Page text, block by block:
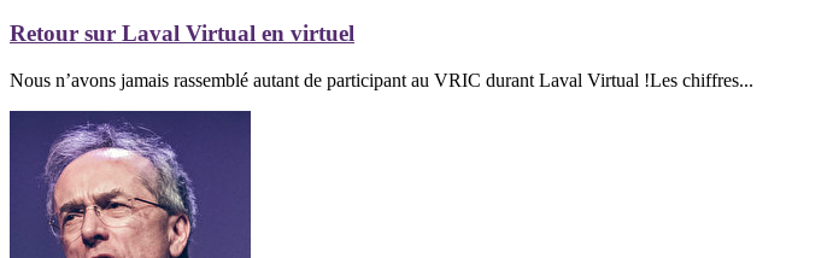
Retour sur Laval Virtual en virtuel
Nous n’avons jamais rassemblé autant de participant au VRIC durant Laval Virtual !Les chiffres...